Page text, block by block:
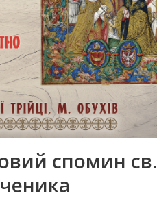
спомин св.